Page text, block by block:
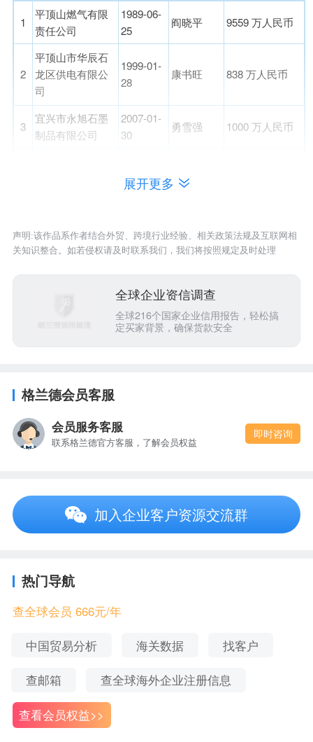
1
平顶山燃气有限
责任公司
1989-06-
25
阎晓平 9559 万人民币
2
平顶山市华辰石
龙区供电有限公
司
1999-01-
28
康书旺 838 万人民币
3
宜兴市永旭石墨
制品有限公司
2007-01-
30
勇雪强 1000 万人民币
19
6
辉县市豫北电碳
2012-03-
常晓坤 -
2013-03-
04
陈璐
2014-10-
品有限公司
10
司
-
注意：本文展示的企业信息更新时间为2021-03-
02，企业信息可能会发生变动，请注意甄别，获取
用代码
91410400785096910B
法定代表人 杨遂运
展开更多
声明:该作品系作者结合外贸、跨境行业经验、相关政策法规及互联网相
关知识整合。如若侵权请及时联系我们，我们将按照规定及时处理
全球企业资信调查
全球216个国家企业信用报告，轻松搞
定买家背景，确保货款安全
格兰德会员客服
会员服务客服
联系格兰德官方客服，了解会员权益
即时咨询
加入企业客户资源交流群
热门导航
查全球会员 666元/年
中国贸易分析 海关数据 找客户
查邮箱 查全球海外企业注册信息
查看会员权益>>